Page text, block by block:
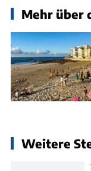
Mehr über
Weitere